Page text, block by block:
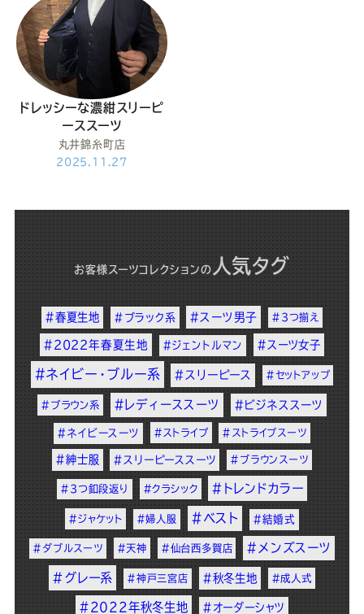
ドレッシーな濃紺スリーピ
ーススーツ
丸井錦糸町店
2025.11.27
お客様スーツコレクションの 人気タグ
#春夏生地 #ブラック系 #スーツ男子 #3つ揃え
#2022年春夏生地 #ジェントルマン #スーツ女子
#ネイビー・ブルー系 #スリーピース #セットアップ
#ブラウン系 #レディーススーツ #ビジネススーツ
#ネイビースーツ #ストライプ #ストライプスーツ
#紳士服 #スリーピーススーツ #ブラウンスーツ
#3つ釦段返り #クラシック #トレンドカラー
#ジャケット #婦人服 #ベスト #結婚式
#ダブルスーツ #天神 #仙台西多賀店 #メンズスーツ
#グレー系 #神戸三宮店 #秋冬生地 #成人式
#2022年秋冬生地 #オーダーシャツ